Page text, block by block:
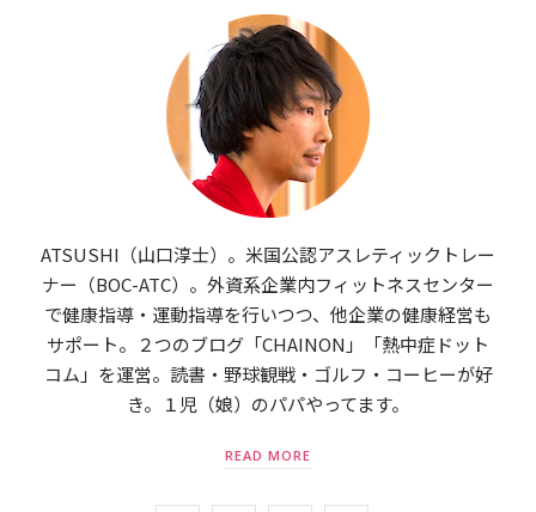
ATSUSHI（山口淳士）。米国公認アスレティックトレー
ナー（BOC-ATC）。外資系企業内フィットネスセンター
で健康指導・運動指導を行いつつ、他企業の健康経営も
サポート。２つのブログ「CHAINON」「熱中症ドット
コム」を運営。読書・野球観戦・ゴルフ・コーヒーが好
き。１児（娘）のパパやってます。
READ MORE